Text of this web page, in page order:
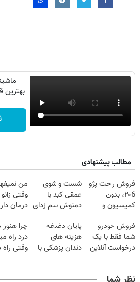
بهترین
مطالب پیشنهادی
فروش راحت پژو
۲۰6، بدون
کمیسیون و
شست و شوی
عمقی کبد با
دمنوش سم زدای
من
وقتی
درمان
تحمل
فروش خودرو
شما فقط با یک
درخواست آنلاین
پایان دغدغه
هزینه های
دندان پزشکی با
چرا هنوز
درد راه
وقتی راه
نظر شما